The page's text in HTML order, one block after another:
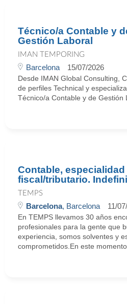
Técnico/a Contable y
Gestión Laboral
IMAN TEMPORING
Barcelona 15/07/2026
Desde IMAN Global Consulting,
de perfiles Technical y
Técnico/a Contable y de Gestión
Contable, especialidad
fiscal/tributario.
TEMPS
Barcelona, Barcelona 11/
En TEMPS llevamos 30 años
profesionales para la gente que
experiencia, somos solventes y
comprometidos.En este momento